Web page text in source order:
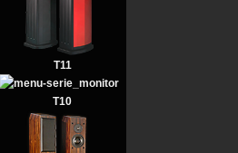
T11
T10